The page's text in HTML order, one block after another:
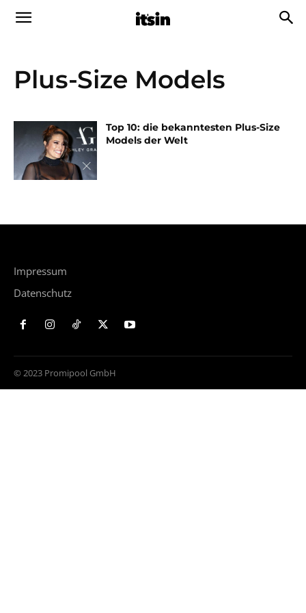
Plus-Size Models
Top 10: die bekanntesten Plus-Size
Models der Welt
Impressum
Datenschutz
© 2023 Promipool GmbH